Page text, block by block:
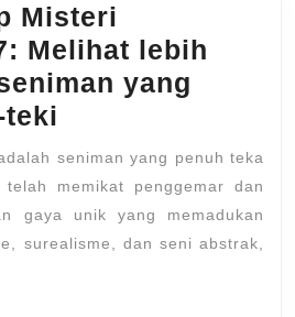
Misteri
Melihat lebih
yang
teki
Misteri
Mandalika77:
Melihat
lebih
seniman yang penuh teka
memikat penggemar dan
gaya unik yang memadukan
surealisme, dan seni abstrak,